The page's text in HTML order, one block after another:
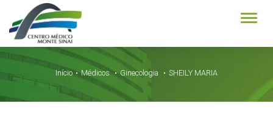
Início Médicos Ginecologia SHEILY MARIA